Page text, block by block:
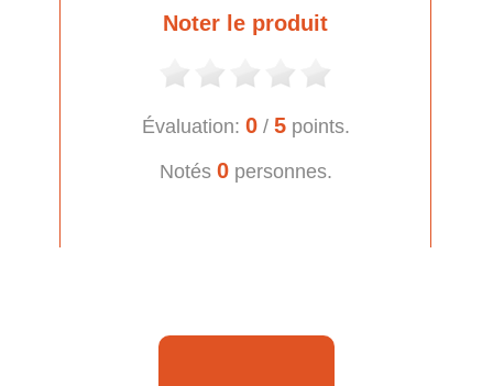
Noter le produit
Évaluation: 0/ 5points.
Notés 0personnes.